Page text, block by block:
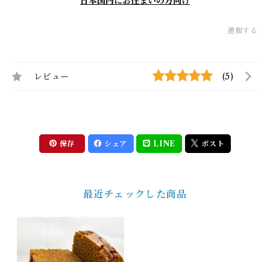
通報する
レビュー (5)
保存 シェア LINE ポスト
最近チェックした商品